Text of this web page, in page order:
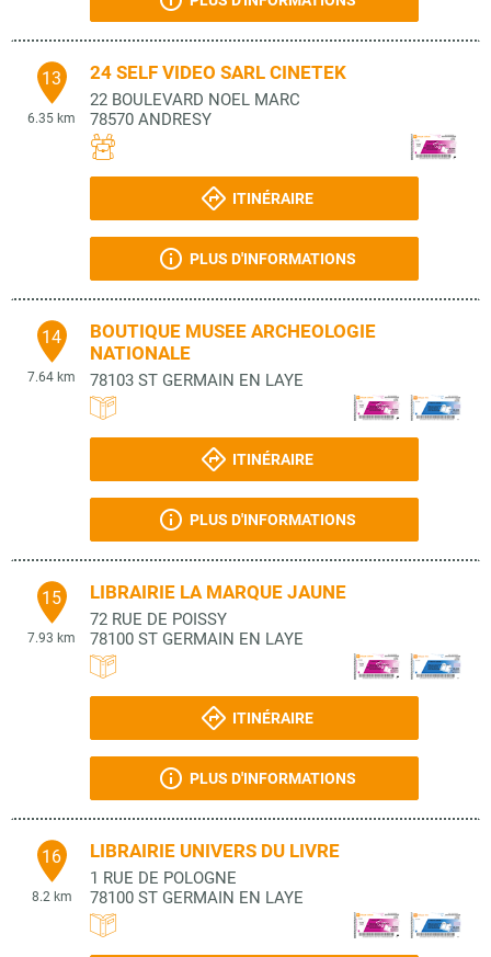
13
6.35 km
24 SELF VIDEO SARL CINETEK
22 BOULEVARD NOEL MARC
78570 ANDRESY
ITINÉRAIRE
PLUS D'INFORMATIONS
14
7.64 km
BOUTIQUE MUSEE ARCHEOLOGIE
NATIONALE
78103 ST GERMAIN EN LAYE
ITINÉRAIRE
PLUS D'INFORMATIONS
15
7.93 km
LIBRAIRIE LA MARQUE JAUNE
72 RUE DE POISSY
78100 ST GERMAIN EN LAYE
ITINÉRAIRE
PLUS D'INFORMATIONS
16
8.2 km
LIBRAIRIE UNIVERS DU LIVRE
1 RUE DE POLOGNE
78100 ST GERMAIN EN LAYE